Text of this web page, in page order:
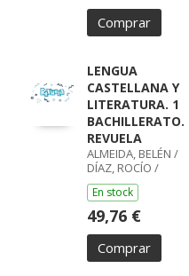
Comprar
LENGUA
CASTELLANA Y
LITERATURA. 1
BACHILLERATO.
REVUELA
ALMEIDA, BELÉN /
DÍAZ, ROCÍO /
GUMIEL, SILVIA /
PÉREZ, ISABEL /
BOYANO,
RICARDO / LODÍN,
PATRICIA /
ZUBICOA
ARRAIZA, MARÍA /
En stock
49,76 €
Comprar